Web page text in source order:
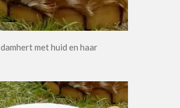
damhert met huid en haar